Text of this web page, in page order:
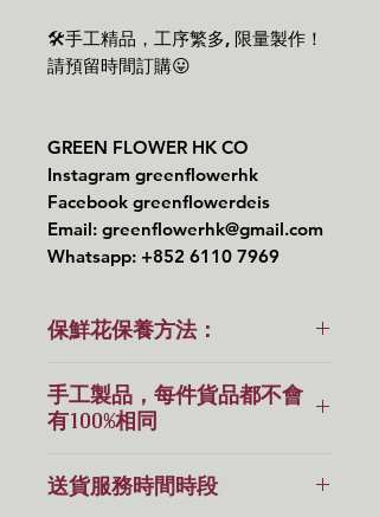
🛠手工精品，工序繁多, 限量製作！
請預留時間訂購😛
GREEN FLOWER HK CO
Instagram greenflowerhk
Facebook greenflowerdeis
Email: greenflowerhk@gmail.com
Whatsapp: +852 6110 7969
保鮮花保養方法：
⭕️如果天氣潮濕，可以開抽濕機或
另外平時不要給太陽🌞直接照射！
手工製品，每件貨品都不會
有100%相同
相同，下單前必須留意。
送貨服務時間時段